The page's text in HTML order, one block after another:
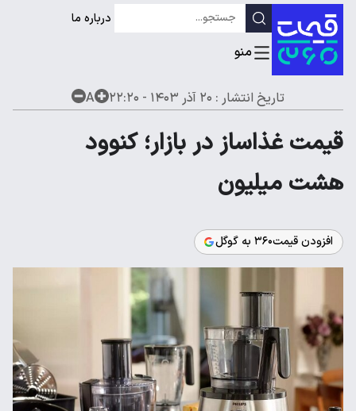
درباره ما
تاریخ انتشار : ۲۰ آذر ۱۴۰۳ - ۲۲:۲۰ A
قیمت غذاساز در بازار؛ کنوود
هشت میلیون
افزودن قیمت۳۶۰ به گوگل